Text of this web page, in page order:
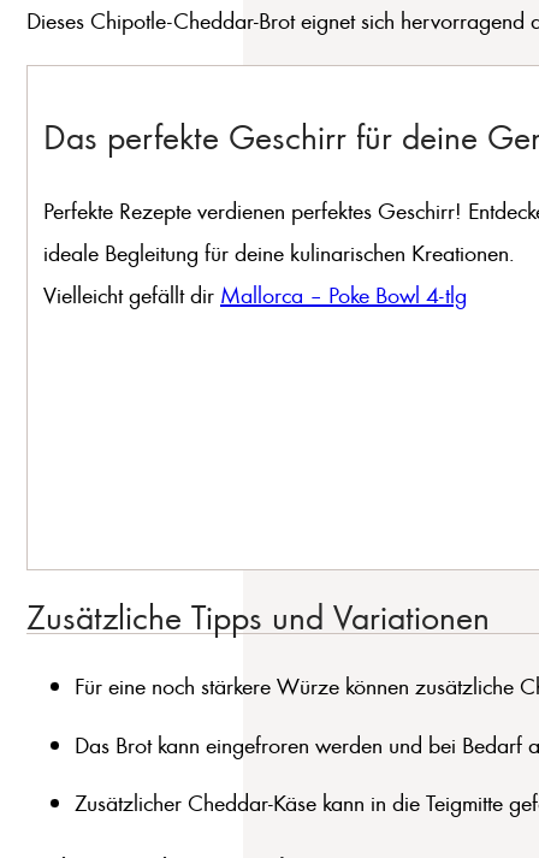
Dieses Chipotle-Cheddar-Brot eignet sich
Das perfekte Geschirr für deine
Perfekte Rezepte verdienen perfektes Geschirr!
ideale Begleitung für deine kulinarischen Kreationen.
Vielleicht gefällt dir Mallorca – Poke Bowl 4-tlg
Zusätzliche Tipps und Variationen
Für eine noch stärkere Würze können zusätzliche
Das Brot kann eingefroren werden und bei Bedarf
Zusätzlicher Cheddar-Käse kann in die Teigmitte